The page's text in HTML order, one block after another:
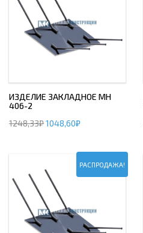
ИЗДЕЛИЕ ЗАКЛАДНОЕ МН
406-2
1248,33₽1048,60₽
РАСПРОДАЖА!